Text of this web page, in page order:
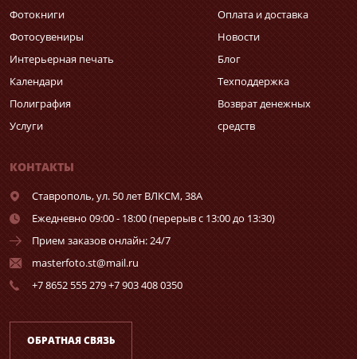
Фотокниги
Фотосувениры
Интерьерная печать
Календари
Полиграфия
Услуги
Оплата и доставка
Новости
Блог
Техподдержка
Возврат денежных
средств
КОНТАКТЫ
Ставрополь,ул. 50 лет ВЛКСМ, 38А
Ежедневно 09:00 - 18:00 (перерыв с 13:00 до 13:30)
Прием заказов онлайн: 24/7
masterfoto.st@mail.ru
+7 8652 555 279 +7 903 408 0350
ОБРАТНАЯ СВЯЗЬ